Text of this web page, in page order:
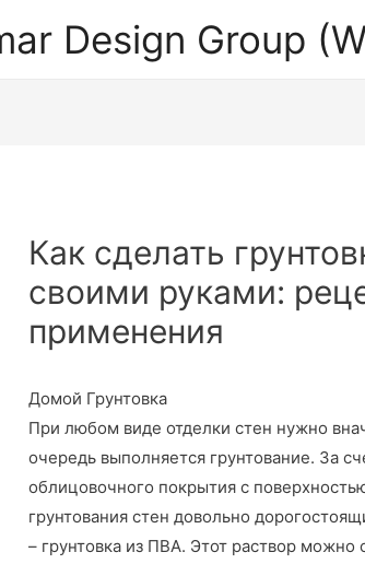
Design Group
Как сделать
своими руками:
применения
Домой Грунтовка
При любом виде отделки стен нужно
очередь выполняется грунтование. За
облицовочного покрытия с
грунтования стен довольно
– грунтовка из ПВА. Этот раствор